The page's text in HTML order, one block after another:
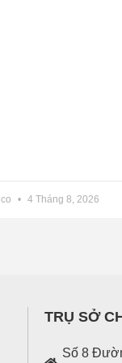
4 Tháng 8, 2026
TRỤ SỞ
Số 8